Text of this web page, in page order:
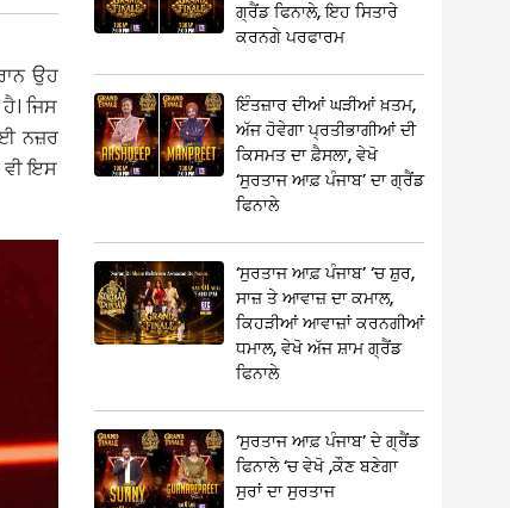
ਉਹ
ਜਿਸ
ਨਜ਼ਰ
ਵੀ ਇਸ
ਗ੍ਰੈਂਡ ਫਿਨਾਲੇ, ਇਹ ਸਿਤਾਰੇ
ਕਰਨਗੇ ਪਰਫਾਰਮ
ਇੰਤਜ਼ਾਰ ਦੀਆਂ ਘੜੀਆਂ ਖ਼ਤਮ,
ਅੱਜ ਹੋਵੇਗਾ ਪ੍ਰਤੀਭਾਗੀਆਂ ਦੀ
ਕਿਸਮਤ ਦਾ ਫ਼ੈਸਲਾ, ਵੇਖੋ
‘ਸੁਰਤਾਜ ਆਫ਼ ਪੰਜਾਬ’ ਦਾ ਗ੍ਰੈਂਡ
ਫਿਨਾਲੇ
‘ਸੁਰਤਾਜ ਆਫ਼ ਪੰਜਾਬ’ ‘ਚ ਸ਼ੁਰ,
ਸਾਜ਼ ਤੇ ਆਵਾਜ਼ ਦਾ ਕਮਾਲ,
ਕਿਹੜੀਆਂ ਆਵਾਜ਼ਾਂ ਕਰਨਗੀਆਂ
ਧਮਾਲ, ਵੇਖੋ ਅੱਜ ਸ਼ਾਮ ਗ੍ਰੈਂਡ
ਫਿਨਾਲੇ
‘ਸੁਰਤਾਜ ਆਫ਼ ਪੰਜਾਬ’ ਦੇ ਗ੍ਰੈਂਡ
ਫਿਨਾਲੇ ‘ਚ ਵੇਖੋ ,ਕੌਣ ਬਣੇਗਾ
ਸੁਰਾਂ ਦਾ ਸੁਰਤਾਜ